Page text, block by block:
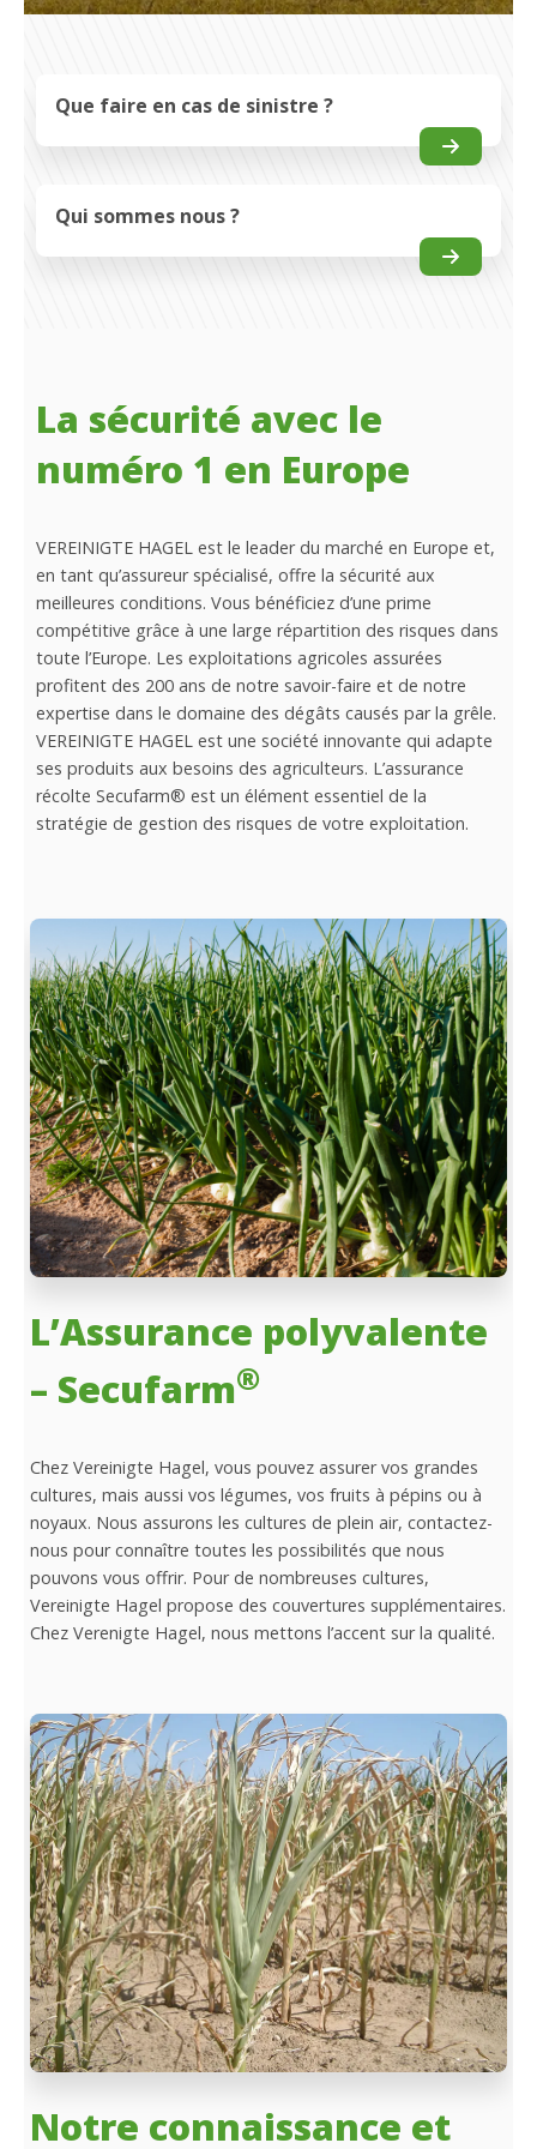
Que faire en cas de sinistre ?
Qui sommes nous ?
La sécurité avec le
numéro 1 en Europe
VEREINIGTE HAGEL est le leader du marché en Europe et,
en tant qu’assureur spécialisé, offre la sécurité aux
meilleures conditions. Vous bénéficiez d’une prime
compétitive grâce à une large répartition des risques dans
toute l’Europe. Les exploitations agricoles assurées
profitent des 200 ans de notre savoir-faire et de notre
expertise dans le domaine des dégâts causés par la grêle.
VEREINIGTE HAGEL est une société innovante qui adapte
ses produits aux besoins des agriculteurs. L’assurance
récolte Secufarm® est un élément essentiel de la
stratégie de gestion des risques de votre exploitation.
L’Assurance polyvalente
– Secufarm®
Chez Vereinigte Hagel, vous pouvez assurer vos grandes
cultures, mais aussi vos légumes, vos fruits à pépins ou à
noyaux. Nous assurons les cultures de plein air, contactez-
nous pour connaître toutes les possibilités que nous
pouvons vous offrir. Pour de nombreuses cultures,
Vereinigte Hagel propose des couvertures supplémentaires.
Chez Verenigte Hagel, nous mettons l’accent sur la qualité.
Notre connaissance et